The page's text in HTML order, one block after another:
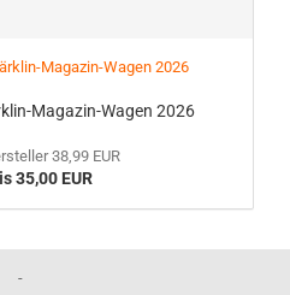
Magazin-Wagen 2026
38,99 EUR
35,00 EUR
-